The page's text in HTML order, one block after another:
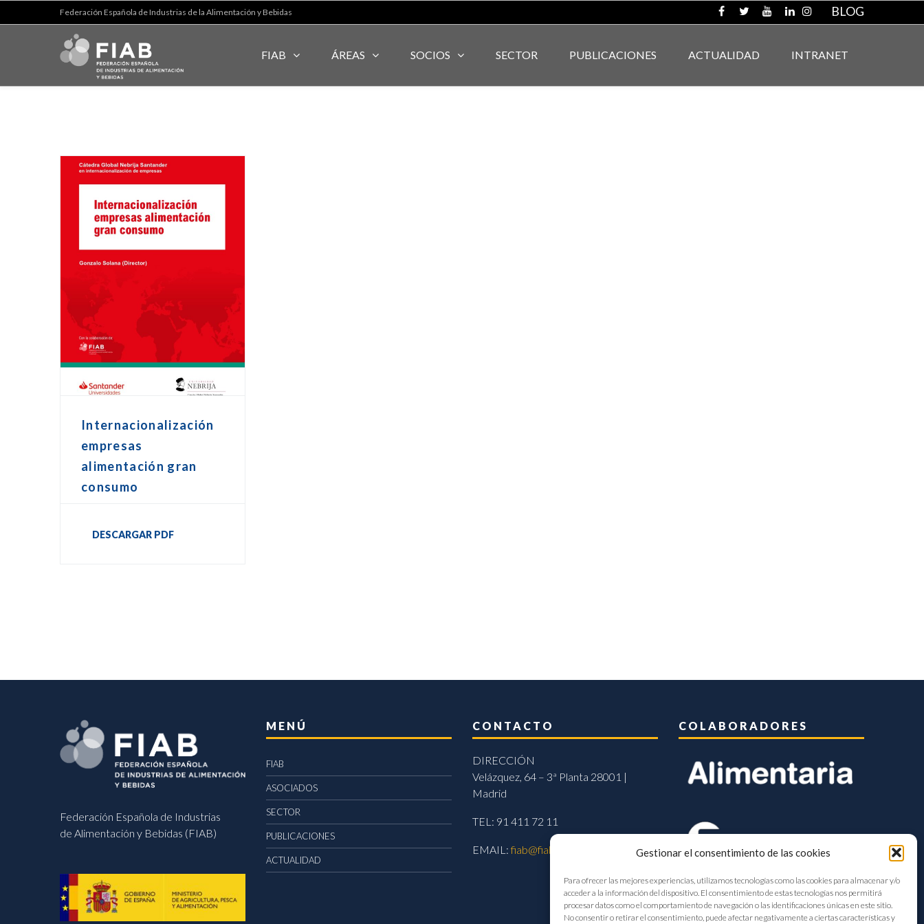
Gestionar el consentimiento de las cookies
Para ofrecer las mejores experiencias, utilizamos tecnologías como las cookies para almacenar y/o
acceder a la información del dispositivo. El consentimiento de estas tecnologías nos permitirá
procesar datos como el comportamiento de navegación o las identificaciones únicas en este sitio.
No consentir o retirar el consentimiento, puede afectar negativamente a ciertas características y
Federación Española de Industrias de la Alimentación y Bebidas BLOG
FIAB ÁREAS SOCIOS SECTOR PUBLICACIONES ACTUALIDAD INTRANET
Internacionalización
empresas
alimentación gran
consumo
DESCARGAR PDF
Federación Española de Industrias
de Alimentación y Bebidas (FIAB)
MENÚ
FIAB
ASOCIADOS
SECTOR
PUBLICACIONES
ACTUALIDAD
CONTACTO
DIRECCIÓN
Velázquez, 64 – 3ª Planta 28001 |
Madrid
TEL: 91 411 72 11
EMAIL:fiab@fiab.es
COLABORADORES